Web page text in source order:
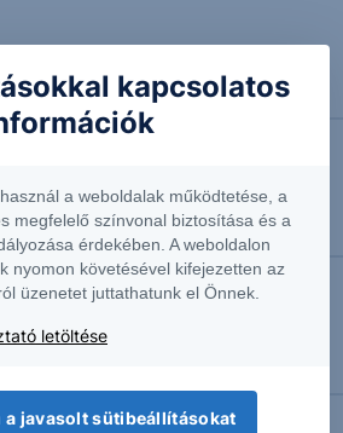
a raktárak
One Star Asset Managers
kapcsolatos
a weboldalak működtetése, a
megfelelő színvonal biztosítása és a
érdekében. A weboldalon
nyomon követésével kifejezetten az
üzenetet juttathatunk el Önnek.
letöltése
a javasolt sütibeállításokat